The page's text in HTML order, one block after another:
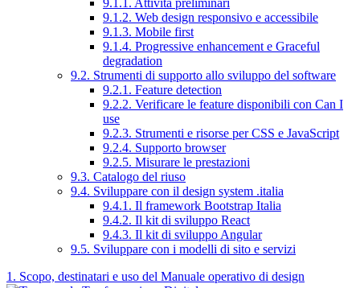
9.1.2. Web design responsivo e accessibile
9.1.3. Mobile first
9.1.4. Progressive enhancement e Graceful
degradation
9.2. Strumenti di supporto allo sviluppo del software
9.2.1. Feature detection
9.2.2. Verificare le feature disponibili con Can I
use
9.2.3. Strumenti e risorse per CSS e JavaScript
9.2.4. Supporto browser
9.2.5. Misurare le prestazioni
9.3. Catalogo del riuso
9.4. Sviluppare con il design system .italia
9.4.1. Il framework Bootstrap Italia
9.4.2. Il kit di sviluppo React
9.4.3. Il kit di sviluppo Angular
9.5. Sviluppare con i modelli di sito e servizi
1. Scopo, destinatari e uso del Manuale operativo di design